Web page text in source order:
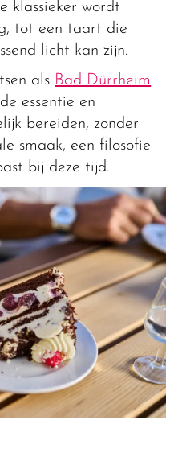
klassieker wordt
tot een taart die
licht kan zijn.
als Bad Dürrheim
essentie en
bereiden, zonder
smaak, een filosofie
bij deze tijd.